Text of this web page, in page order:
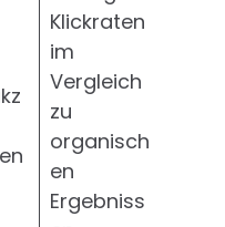
Klickraten
im
Vergleich
zu
organisch
en
Ergebniss